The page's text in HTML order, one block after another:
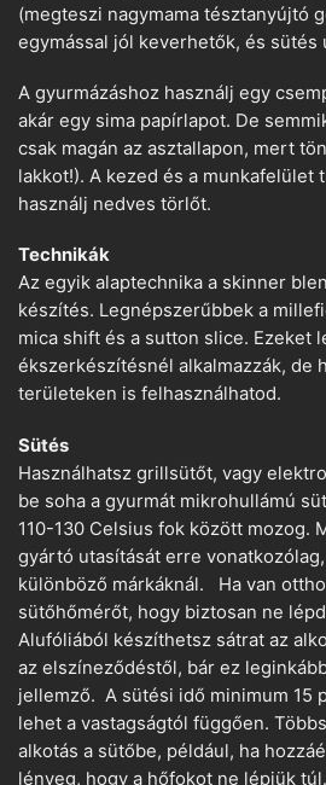
(megteszi nagymama tésztanyújtó
egymással jól keverhetők, és sütés
A gyurmázáshoz használj egy
akár egy sima papírlapot. De
csak magán az asztallapon, mert
lakkot!). A kezed és a munkafelület
használj nedves törlőt.
Technikák
Az egyik alaptechnika a skinner
készítés. Legnépszerűbbek a
mica shift és a sutton slice. Ezeket
ékszerkészítésnél alkalmazzák, de
területeken is felhasználhatod.
Sütés
Használhatsz grillsütőt, vagy
be soha a gyurmát mikrohullámú
110-130 Celsius fok között mozog.
gyártó utasítását erre
különböző márkáknál. Ha van
sütőhőmérőt, hogy biztosan ne
Alufóliából készíthetsz sátrat az
az elszíneződéstől, bár ez
jellemző. A sütési idő minimum 15
lehet a vastagságtól függően.
alkotás a sütőbe, például, ha
lényeg, hogy a hőfokot ne lépjük